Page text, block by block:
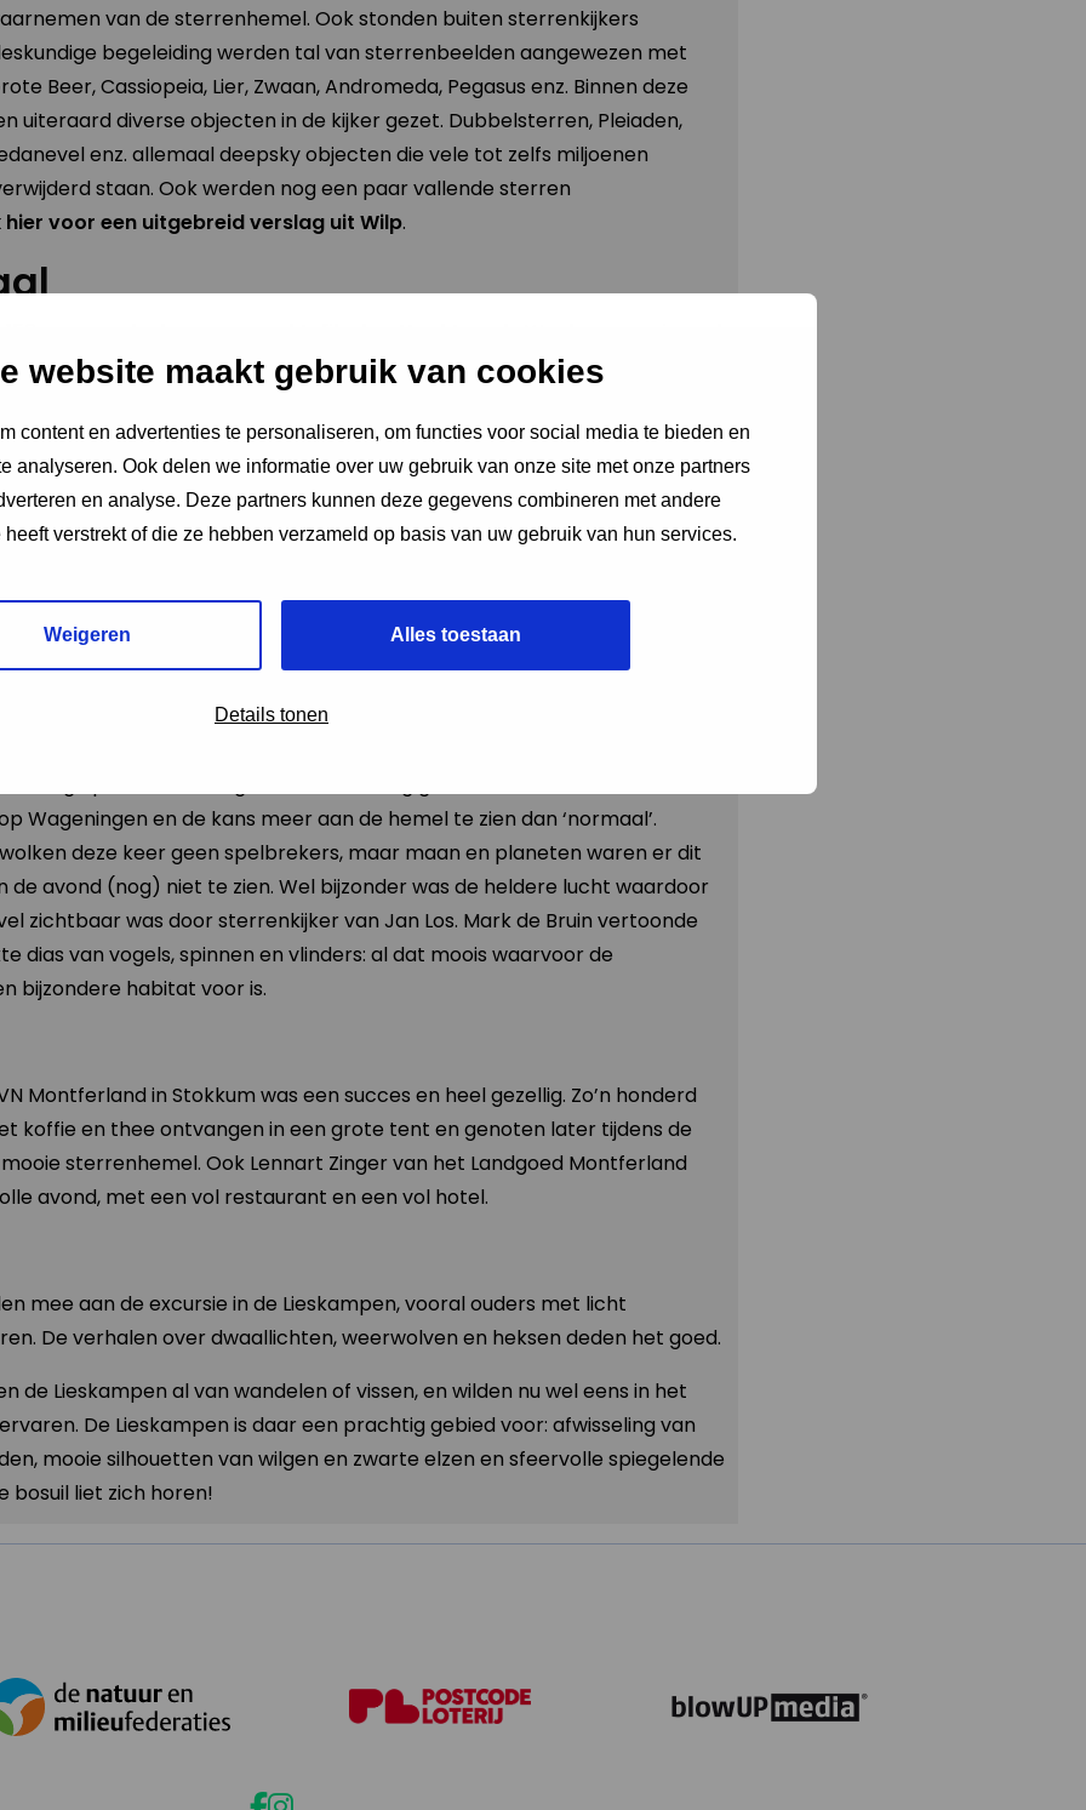
website maakt gebruik van cookies
content en advertenties te personaliseren, om functies voor social media te bieden en
analyseren. Ook delen we informatie over uw gebruik van onze site met onze partners
en analyse. Deze partners kunnen deze gegevens combineren met andere
verstrekt of die ze hebben verzameld op basis van uw gebruik van hun services.
Weigeren Alles toestaan
Details tonen
van de sterrenhemel. Ook stonden buiten sterrenkijkers
begeleiding werden tal van sterrenbeelden aangewezen met
Beer, Cassiopeia, Lier, Zwaan, Andromeda, Pegasus enz. Binnen deze
uiteraard diverse objecten in de kijker gezet. Dubbelsterren, Pleiaden,
enz. allemaal deepsky objecten die vele tot zelfs miljoenen
staan. Ook werden nog een paar vallende sterren
hier voor een uitgebreid verslag uit Wilp.
journalist vertelde over licht(beleid) in Nijmegen, en Joost Reijnen
Kühnen vertelden over de effecten van verlichting en over de nachtelijke
mensen een presentatie over lichtvervuiling; daarna gingen de
de Wageningse Eng. Dit jaar verkoos ook veruit de meerderheid voor ‘de
Wageningen en de kans meer aan de hemel te zien dan ‘normaal’.
deze keer geen spelbrekers, maar maan en planeten waren er dit
de avond (nog) niet te zien. Wel bijzonder was de heldere lucht waardoor
zichtbaar was door sterrenkijker van Jan Los. Mark de Bruin vertoonde
dias van vogels, spinnen en vlinders: al dat moois waarvoor de
bijzondere habitat voor is.
Montferland in Stokkum was een succes en heel gezellig. Zo’n honderd
koffie en thee ontvangen in een grote tent en genoten later tijdens de
sterrenhemel. Ook Lennart Zinger van het Landgoed Montferland
avond, met een vol restaurant en een vol hotel.
mee aan de excursie in de Lieskampen, vooral ouders met licht
De verhalen over dwaallichten, weerwolven en heksen deden het goed.
de Lieskampen al van wandelen of vissen, en wilden nu wel eens in het
De Lieskampen is daar een prachtig gebied voor: afwisseling van
mooie silhouetten van wilgen en zwarte elzen en sfeervolle spiegelende
bosuil liet zich horen!